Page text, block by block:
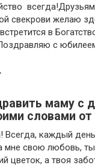
свекрови желаю
в​
с
вы​‏>
маму с
словами от
Всегда, каждый
мне свою любовь,
цветок, а твоя